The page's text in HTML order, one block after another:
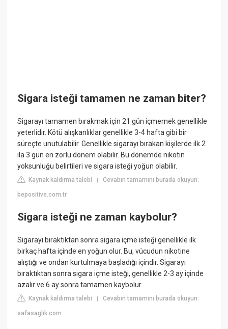
Sigara isteği tamamen ne zaman biter?
Sigarayı tamamen bırakmak için 21 gün içmemek genellikle
yeterlidir. Kötü alışkanlıklar genellikle 3-4 hafta gibi bir
süreçte unutulabilir. Genellikle sigarayı bırakan kişilerde ilk 2
ila 3 gün en zorlu dönem olabilir. Bu dönemde nikotin
yoksunluğu belirtileri ve sigara isteği yoğun olabilir.
Kaynak kaldırma talebi |Cevabın tamamını burada okuyun:
bepositive.com.tr
Sigara isteği ne zaman kaybolur?
Sigarayı bıraktıktan sonra sigara içme isteği genellikle ilk
birkaç hafta içinde en yoğun olur. Bu, vücudun nikotine
alıştığı ve ondan kurtulmaya başladığı içindir. Sigarayı
bıraktıktan sonra sigara içme isteği, genellikle 2-3 ay içinde
azalır ve 6 ay sonra tamamen kaybolur.
Kaynak kaldırma talebi |Cevabın tamamını burada okuyun:
safasaglik.com